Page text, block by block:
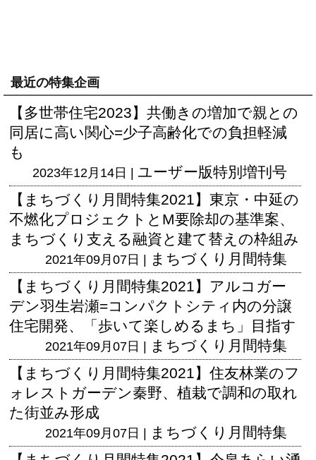
最近の特集企画
【多世帯住宅2023】共働きの増加で親との
同居に高い関心=少子高齢化での負担軽減
も
2023年12月14日 | ユーザー版特別増刊号
【まちづくり月間特集2021】東京・中延の
不燃化プロジェクトとM要除却の基準案、
まちづくり支える融資と建て替えの枠組み
2021年09月07日 | まちづくり月間特集
【まちづくり月間特集2021】アルコガー
デン羽生岩瀬=コンパクトシティ内の分譲
住宅開発、「歩いて楽しめるまち」目指す
2021年09月07日 | まちづくり月間特集
【まちづくり月間特集2021】住友林業のフ
ォレストガーデン秦野、植栽で調和の取れ
た街並み形成
2021年09月07日 | まちづくり月間特集